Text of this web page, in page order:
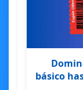
básico